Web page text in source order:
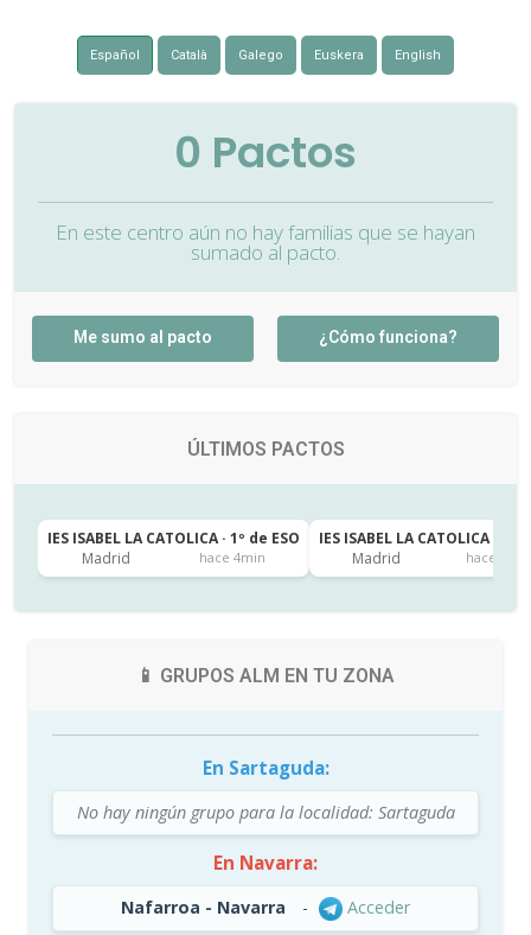
Español Català Galego Euskera English
0 Pactos
En este centro aún no hay familias que se hayan
sumado al pacto.
Me sumo al pacto ¿Cómo funciona?
ÚLTIMOS PACTOS
IES ISABEL LA CATOLICA · 1º de ESO
Madrid
hace 4min
IES ISABEL LA CATOLICA · 1º
Madrid
hace
📱 GRUPOS ALM EN TU ZONA
En Sartaguda:
No hay ningún grupo para la localidad: Sartaguda
En Navarra:
Nafarroa - Navarra - Acceder